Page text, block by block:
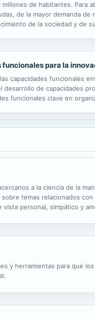
de habitantes. Para
de la mayor demanda
de la sociedad y de
para la
capacidades funcionales
de capacidades
funcionales clave en
a la ciencia de la
temas relacionados
personal, simpático y
y herramientas para que